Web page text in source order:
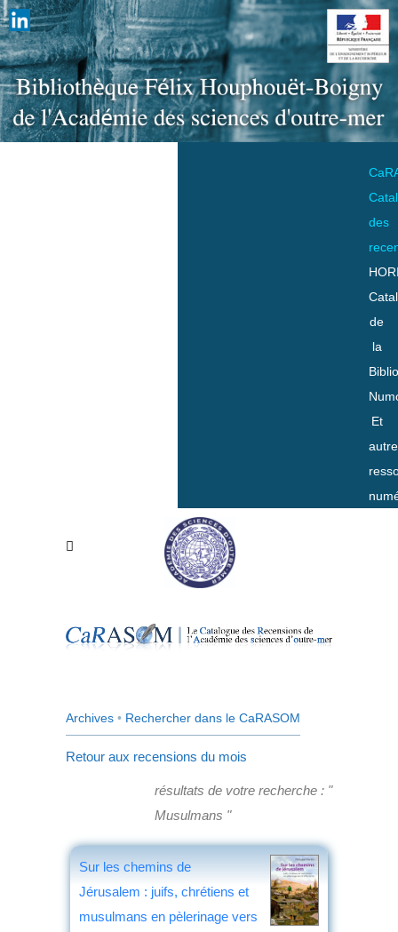
des
de
la
Et
Archives • Rechercher dans le CaRASOM
Retour aux recensions du mois
résultats de votre recherche : "
Musulmans "
Sur les chemins de
Jérusalem : juifs, chrétiens et
musulmans en pèlerinage vers